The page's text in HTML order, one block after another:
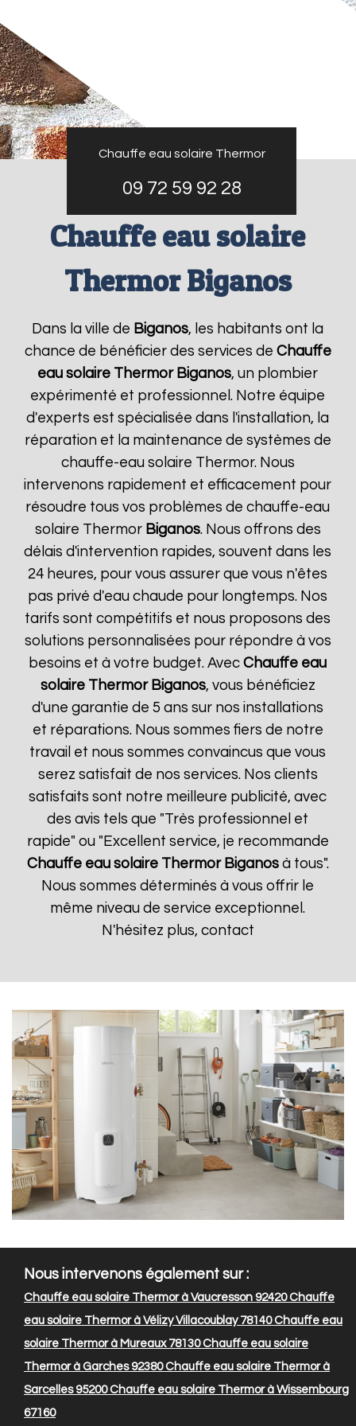
Chauffe eau solaire Thermor
09 72 59 92 28
Chauffe eau solaire
Thermor Biganos
Dans la ville de Biganos, les habitants ont la
chance de bénéficier des services de Chauffe
eau solaire Thermor Biganos, un plombier
expérimenté et professionnel. Notre équipe
d'experts est spécialisée dans l'installation, la
réparation et la maintenance de systèmes de
chauffe-eau solaire Thermor. Nous
intervenons rapidement et efficacement pour
résoudre tous vos problèmes de chauffe-eau
solaire Thermor Biganos. Nous offrons des
délais d'intervention rapides, souvent dans les
24 heures, pour vous assurer que vous n'êtes
pas privé d'eau chaude pour longtemps. Nos
tarifs sont compétitifs et nous proposons des
solutions personnalisées pour répondre à vos
besoins et à votre budget. AvecChauffe eau
solaire Thermor Biganos, vous bénéficiez
d'une garantie de 5 ans sur nos installations
et réparations. Nous sommes fiers de notre
travail et nous sommes convaincus que vous
serez satisfait de nos services. Nos clients
satisfaits sont notre meilleure publicité, avec
des avis tels que "Très professionnel et
rapide" ou "Excellent service, je recommande
Chauffe eau solaire Thermor Biganosà tous".
Nous sommes déterminés à vous offrir le
même niveau de service exceptionnel.
N'hésitez plus, contact
Nous intervenons également sur :
Chauffe eau solaire Thermor à Vaucresson 92420Chauffe
eau solaire Thermor à Vélizy Villacoublay 78140Chauffe eau
solaire Thermor à Mureaux 78130Chauffe eau solaire
Thermor à Garches 92380Chauffe eau solaire Thermor à
Sarcelles 95200Chauffe eau solaire Thermor à Wissembourg
67160